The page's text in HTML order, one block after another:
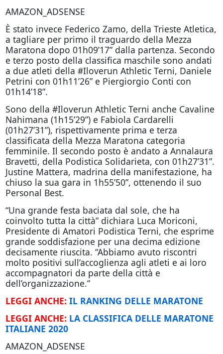
AMAZON_ADSENSE
È stato invece Federico Zamo, della Trieste Atletica,
a tagliare per primo il traguardo della Mezza
Maratona dopo 01h09’17” dalla partenza. Secondo
e terzo posto della classifica maschile sono andati
a due atleti della #Iloverun Athletic Terni, Daniele
Petrini con 01h11’26” e Piergiorgio Conti con
01h14’18”.
Sono della #Iloverun Athletic Terni anche Cavaline
Nahimana (1h15’29”) e Fabiola Cardarelli
(01h27’31”), rispettivamente prima e terza
classificata della Mezza Maratona categoria
femminile. Il secondo posto è andato a Annalaura
Bravetti, della Podistica Solidarieta, con 01h27’31”.
Justine Mattera, madrina della manifestazione, ha
chiuso la sua gara in 1h55’50”, ottenendo il suo
Personal Best.
“Una grande festa baciata dal sole, che ha
coinvolto tutta la città” dichiara Luca Moriconi,
Presidente di Amatori Podistica Terni, che esprime
grande soddisfazione per una decima edizione
decisamente riuscita. “Abbiamo avuto riscontri
molto positivi sull’accoglienza agli atleti e ai loro
accompagnatori da parte della città e
dell’organizzazione.”
LEGGI ANCHE: IL RANKING DELLE MARATONE
LEGGI ANCHE: LA CLASSIFICA DELLE MARATONE
ITALIANE 2020
AMAZON_ADSENSE